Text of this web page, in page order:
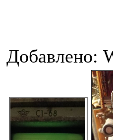
Добавлено: